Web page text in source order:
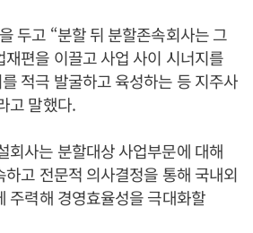
두고 “분할 뒤 분할존속회사는 그
편을 이끌고 사업 사이 시너지를
적극 발굴하고 육성하는 등 지주사
고 말했다.
회사는 분할대상 사업부문에 대해
고 전문적 의사결정을 통해 국내외
주력해 경영효율성을 극대화할